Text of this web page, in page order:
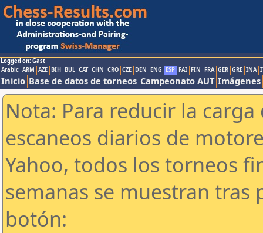
Logged on: Gast
Arabic ARM AZE BIH BUL CAT CHN CRO CZE DEN ENG ESP FAI FIN FRA GER GRE INA
Inicio Base de datos de torneos Campeonato AUT Imágenes
Nota: Para reducir la
escaneos diarios de
Yahoo, todos los torneos
semanas se muestran tras
botón: